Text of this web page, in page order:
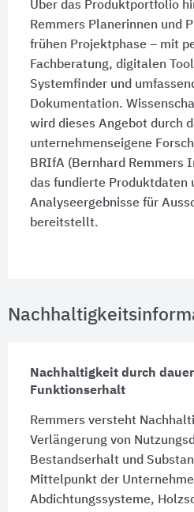
Über das Produktportfolio
Remmers Planerinnen und
frühen Projektphase – mit
Fachberatung, digitalen
Systemfinder und
Dokumentation.
wird dieses Angebot durch
unternehmenseigene
BRIfA (Bernhard Remmers
das fundierte Produktdaten
Analyseergebnisse für
bereitstellt.
Nachhaltigkeit durch
Funktionserhalt
Remmers versteht
Verlängerung von
Bestandserhalt und
Mittelpunkt der
Abdichtungssysteme,